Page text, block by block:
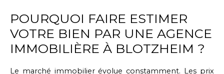
POURQUOI FAIRE ESTIMER
VOTRE BIEN PAR UNE AGENCE
IMMOBILIÈRE À BLOTZHEIM ?
Le marché immobilier évolue constamment. Les prix